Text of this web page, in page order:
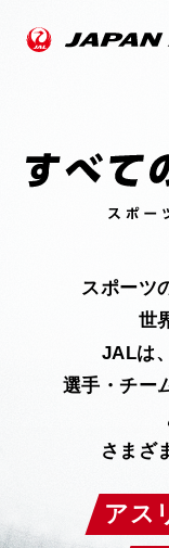
スポーツ
世
JALは
選手・チー
さまざ
アス